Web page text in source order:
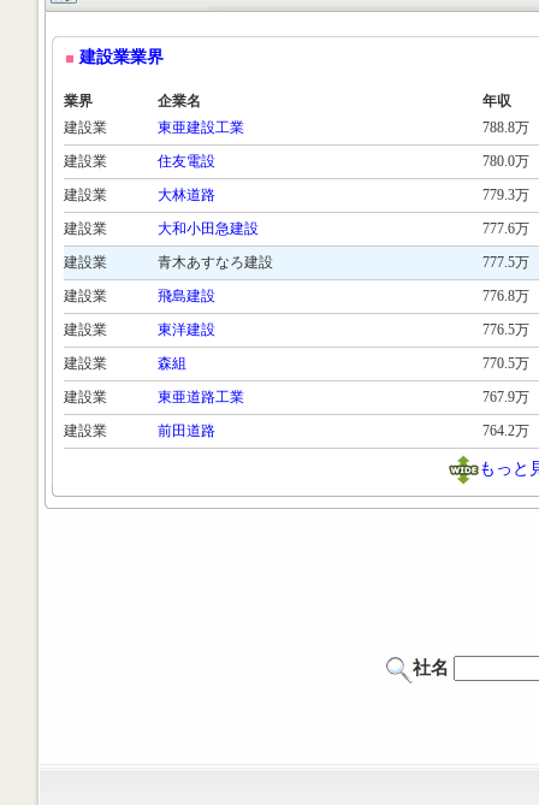
建設業業界
業界 企業名
年収
建設業
東亜建設工業
788.8万
建設業
住友電設
780.0万
建設業
大林道路
779.3万
建設業
大和小田急建設
777.6万
建設業
青木あすなろ建設
777.5万
建設業
飛島建設
776.8万
建設業
東洋建設
776.5万
建設業
森組
770.5万
建設業
東亜道路工業
767.9万
建設業
前田道路 764.2万
もっと
社名